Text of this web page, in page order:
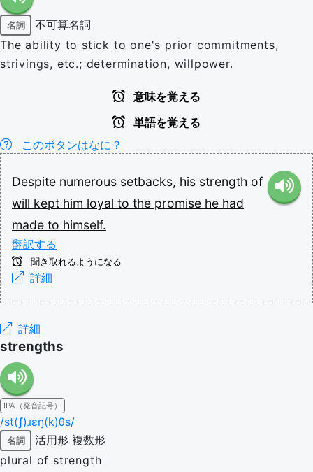
名詞
不可算名詞
The ability to stick to one's prior commitments,
strivings, etc.; determination, willpower.
意味を覚える
単語を覚える
このボタンはなに？
Despite numerous setbacks, his strength of
will kept him loyal to the promise he had
made to himself.
翻訳する
聞き取れるようになる
詳細
詳細
strengths
IPA（発音記号）
/st(ʃ)ɹɛŋ(k)θs/
名詞 活用形 複数形
plural of strength